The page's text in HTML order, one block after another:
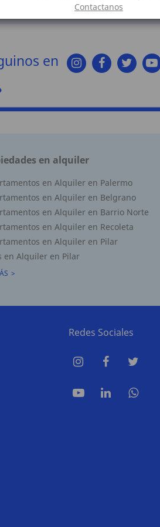
Contactanos
en
en alquiler
en Alquiler en Palermo
en Alquiler en Belgrano
en Alquiler en Barrio Norte
en Alquiler en Recoleta
en Alquiler en Pilar
en Alquiler en Pilar
Redes Sociales